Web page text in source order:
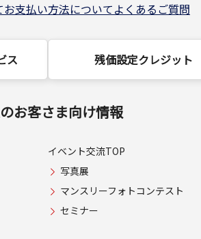
お支払い方法についてよくあるご質問
ス 残価設定クレジット
お客さま向け情報
イベント交流TOP
写真展
マンスリーフォトコンテスト
セミナー